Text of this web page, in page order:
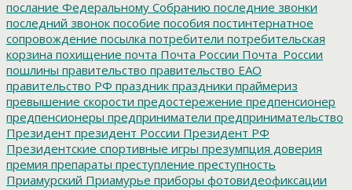
послание Федеральному Собранию последние звонки
последний звонок пособие пособия постинтернатное
сопровождение посылка потребители потребительская
корзина похищение почта Почта России Почта_России
пошлины правительство правительство ЕАО
правительство РФ праздник праздники праймериз
превышение скорости предостережение предпенсионер
предпенсионеры предприниматели предпринимательство
Президент президент России Президент РФ
Президентские спортивные игры презумпция доверия
премия препараты преступление преступность
Приамурский Приамурье приборы фотовидеофиксации